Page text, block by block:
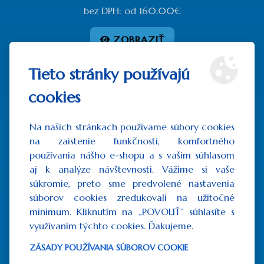
bez DPH: od 160,00€
ZOBRAZIŤ
Betlehem Narodenie Pána
Tieto stránky používajú
cookies
Na našich stránkach používame súbory cookies
na zaistenie funkčnosti, komfortného
používania nášho e-shopu a s vašim súhlasom
aj k analýze návštevnosti. Vážime si vaše
súkromie, preto sme predvolené nastavenia
súborov cookies zredukovali na užitočné
minimum. Kliknutím na „POVOLIŤ“ súhlasíte s
využívaním týchto cookies. Ďakujeme.
ZÁSADY POUŽÍVANIA SÚBOROV COOKIE